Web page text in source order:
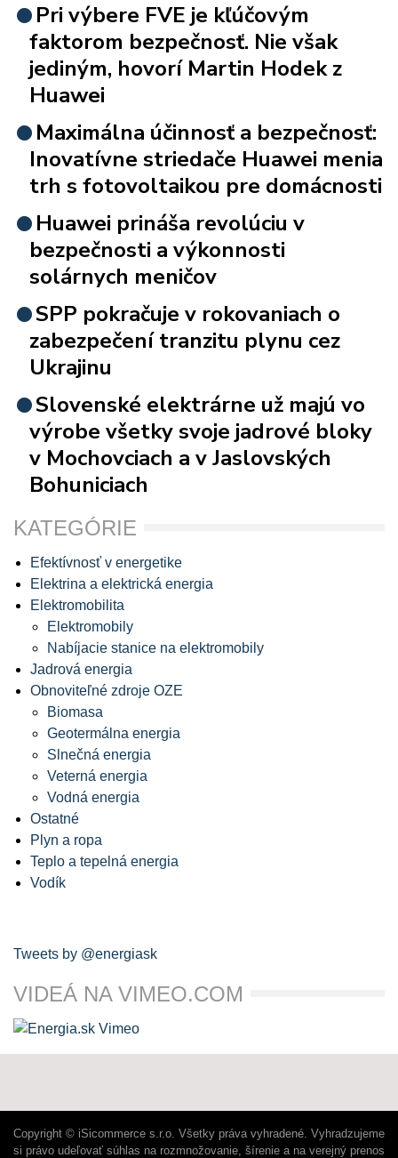
Pri výbere FVE je kľúčovým
faktorom bezpečnosť. Nie však
jediným, hovorí Martin Hodek z
Huawei
Maximálna účinnosť a bezpečnosť:
Inovatívne striedače Huawei menia
trh s fotovoltaikou pre domácnosti
Huawei prináša revolúciu v
bezpečnosti a výkonnosti
solárnych meničov
SPP pokračuje v rokovaniach o
zabezpečení tranzitu plynu cez
Ukrajinu
Slovenské elektrárne už majú vo
výrobe všetky svoje jadrové bloky
v Mochovciach a v Jaslovských
Bohuniciach
KATEGÓRIE
Efektívnosť v energetike
Elektrina a elektrická energia
Elektromobilita
Elektromobily
Nabíjacie stanice na elektromobily
Jadrová energia
Obnoviteľné zdroje OZE
Biomasa
Geotermálna energia
Slnečná energia
Veterná energia
Vodná energia
Ostatné
Plyn a ropa
Teplo a tepelná energia
Vodík
Tweets by @energiask
VIDEÁ NA VIMEO.COM
Copyright © iSicommerce s.r.o. Všetky práva vyhradené. Vyhradzujeme
si právo udeľovať súhlas na rozmnožovanie, šírenie a na verejný prenos